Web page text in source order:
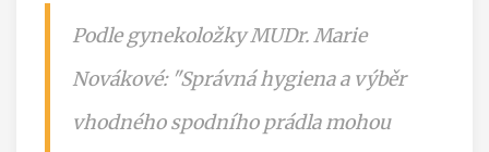
Podle gynekoložky MUDr. Marie
Novákové: "Správná hygiena a výběr
vhodného spodního prádla mohou